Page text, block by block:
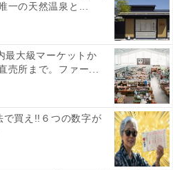
一の天然温泉と...
最大級マーケットか
売所まで。ファー...
で買え!!６つの数字が